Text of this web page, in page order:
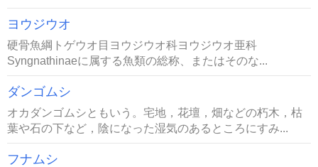
ヨウジウオ
硬骨魚綱トゲウオ目ヨウジウオ科ヨウジウオ亜科
Syngnathinaeに属する魚類の総称、またはそのな...
ダンゴムシ
オカダンゴムシともいう。宅地，花壇，畑などの朽木，枯
葉や石の下など，陰になった湿気のあるところにすみ...
フナムシ